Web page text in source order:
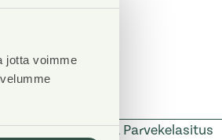
jotta voimme
sälekaihtimet2021 Parvekelasitus